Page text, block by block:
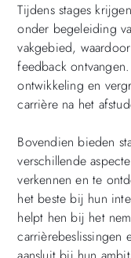
Tijdens stages
onder begeleiding
vakgebied,
feedback
ontwikkeling en
carrière na het
Bovendien bieden
verschillende
verkennen en te
het beste bij hun
helpt hen bij het
carrièrebeslissingen